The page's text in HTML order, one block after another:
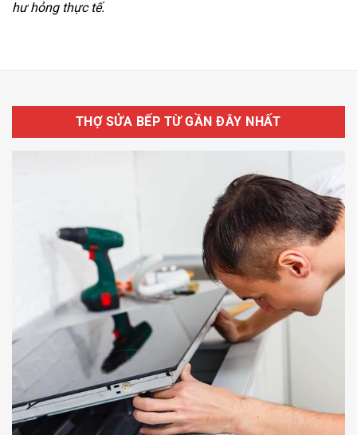
hư hỏng thực tế.
THỢ SỬA BẾP TỪ GẦN ĐÂY NHẤT